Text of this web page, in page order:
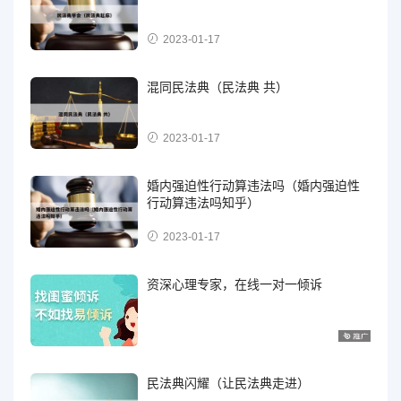
2023-01-17
混同民法典（民法典 共）
2023-01-17
婚内强迫性行动算违法吗（婚内强迫性
行动算违法吗知乎）
2023-01-17
资深心理专家，在线一对一倾诉
民法典闪耀（让民法典走进）